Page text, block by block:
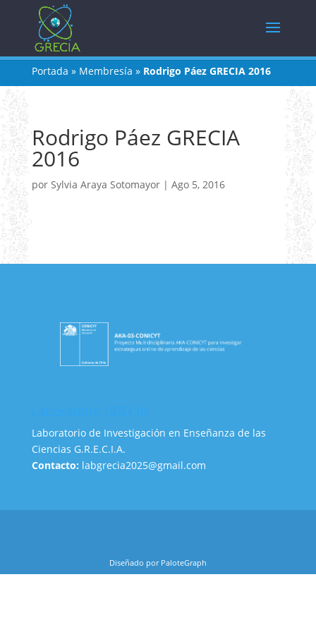
Portada » Membresía » Rodrigo Páez GRECIA 2016
Rodrigo Páez GRECIA
2016
por Sylvia Araya Sotomayor| Ago 5, 2016
Laboratorio de Investigación en Enseñanza de las
Ciencias G.R.E.C.I.A.
Contacto: labgrecia2025@gmail.com
Diseñado por PaloteGraph